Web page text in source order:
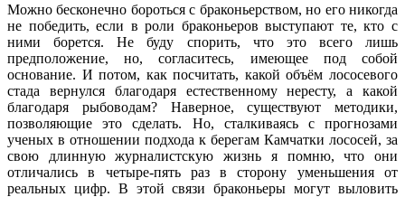
Можно бесконечно бороться с браконьерством, но его никогда
не победить, если в роли браконьеров выступают те, кто с
ними борется. Не буду спорить, что это всего лишь
предположение, но, согласитесь, имеющее под собой
основание. И потом, как посчитать, какой объём лососевого
стада вернулся благодаря естественному нересту, а какой
благодаря рыбоводам? Наверное, существуют методики,
позволяющие это сделать. Но, сталкиваясь с прогнозами
ученых в отношении подхода к берегам Камчатки лососей, за
свою длинную журналистскую жизнь я помню, что они
отличались в четыре-пять раз в сторону уменьшения от
реальных цифр. В этой связи браконьеры могут выловить